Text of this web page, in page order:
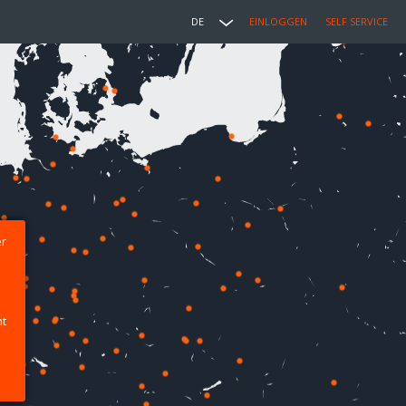
DE EINLOGGEN SELF SERVICE